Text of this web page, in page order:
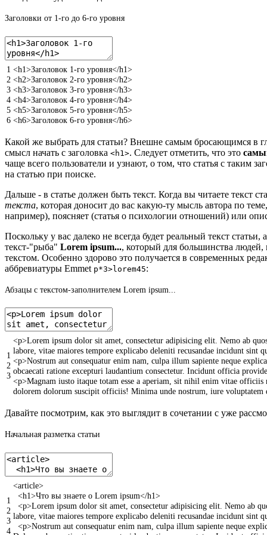
Заголовки от 1-го до 6-го уровня
1
2
3
4
5
6
<h1 >Заголовок 1 -го уровня</h1 >
<h2>Заголовок 2-го уровня</h2>
<h3>Заголовок 3-го уровня</h3>
<h4>Заголовок 4-го уровня</h4>
<h5>Заголовок 5-го уровня</h5>
<h6>Заголовок 6-го уровня</h6>
Какой же выбрать для статьи? Внешне самым бросающимся в
смысл начать с заголовка <h1>. Следует отметить, что это
чаще всего пользователи и узнают, о том, что статья с таким
на статью при поиске.
Дальше - в статье должен быть текст. Когда вы читаете текст
текста, которая доносит до вас какую-ту мысль автора по
например), поясняет (статья о психологии отношений) или
Поскольку у вас далеко не всегда будет реальный текст
текст-"рыба" Lorem ipsum..., который для большинства
текстом. Особенно здорово это получается в современных
аббревиатуры Emmet p*3>lorem45:
Абзацы с текстом-заполнителем Lorem ipsum...
1
2
3
<p>Lorem ipsum dolor sit amet, consectetur adipisicing elit. Nemo ab
labore, vitae maiores tempore explicabo deleniti recusandae incidunt sint
<p>Nostrum aut consequatur enim nam, culpa illum sapiente neque
obcaecati ratione excepturi laudantium consectetur. Incidunt officia
<p>Magnam iusto itaque totam esse a aperiam, sit nihil enim vitae officiis
dolorem dolorum suscipit officiis! Minima unde nostrum, iure voluptatem
Давайте посмотрим, как это выглядит в сочетании с уже
Начальная разметка статьи
1
2
3
4
<article>
<h1 >Что вы знаете о Lorem ipsum</h1 >
<p>Lorem ipsum dolor sit amet consectetur adipisicing elit Nemo ab
labore vitae maiores tempore explicabo deleniti recusandae incidunt sint
<p>Nostrum aut consequatur enim nam culpa illum sapiente neque